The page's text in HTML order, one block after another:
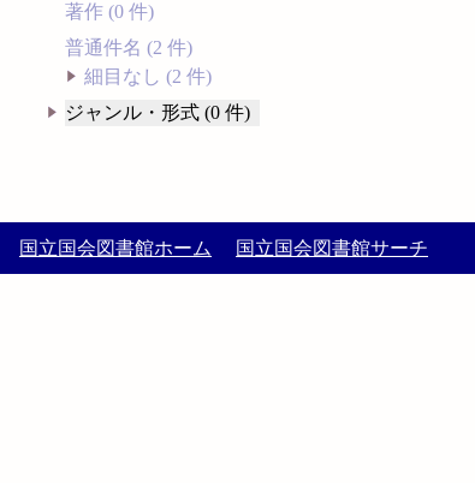
著作 (0 件)
普通件名 (2 件)
細目なし (2 件)
ジャンル・形式 (0 件)
国立国会図書館ホーム 国立国会図書館サーチ